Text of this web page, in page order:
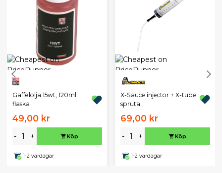
Gaffelolja 15wt, 120ml
flaska
49,00 kr
- + Köp
1-2 vardagar
X-Sauce injector + X-tube
spruta
69,00 kr
- + Köp
1-2 vardagar